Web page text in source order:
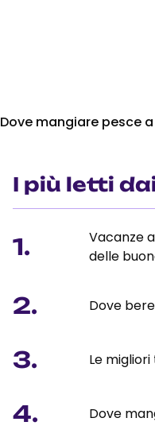
Dove mangiare pesce
I più letti
1.
Vacanze
delle
2. Dove
3. Le
4. Dove